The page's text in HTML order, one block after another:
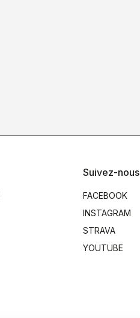
Suivez-nous
FACEBOOK
INSTAGRAM
STRAVA
YOUTUBE